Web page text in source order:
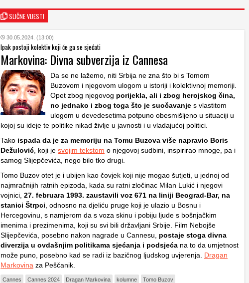
SLIČNE VIJESTI
30.05.2024. (13:00)
Ipak postoji kolektiv koji će ga se sjećati
Markovina: Divna subverzija iz Cannesa
Da se ne lažemo, niti Srbija ne zna što bi s Tomom
Buzovom i njegovom ulogom u istoriji i kolektivnoj memoriji.
Opet zbog njegovog porijekla, ali i zbog herojskog čina,
no jednako i zbog toga što je suočavanje s vlastitom
ulogom u devedesetima potpuno obesmišljeno u situaciji u
kojoj su ideje te politike nikad življe u javnosti i u vladajućoj politici.
Tako ispada da je za memoriju na Tomu Buzova više napravio Boris
Dežulović , koji je svojim tekstom o njegovoj sudbini, inspirirao mnoge, pa i
samog Slijepčevića, nego bilo tko drugi.
Tomo Buzov otet je i ubijen kao čovjek koji nije mogao šutjeti, u jednoj od
najmračnijih ratnih epizoda, kada su ratni zločinac Milan Lukić i njegovi
vojnici, 27. februara 1993. zaustavili voz 671 na liniji Beograd-Bar, na
stanici Štrpci , odnosno na djeliću pruge koji je ulazio u Bosnu i
Hercegovinu, s namjerom da s voza skinu i pobiju ljude s bošnjačkim
imenima i prezimenima, koji su svi bili državljani Srbije. Film Nebojše
Slijepčevića, posebno nakon nagrade u Cannesu,
postaje stoga divna
diverzija u ovdašnjim politikama sjećanja i podsjeća na to da umjetnost
može puno, posebno kad se radi iz bazičnog ljudskog uvjerenja. Dragan
Markovina za Peščanik.
Cannes Cannes 2024 Dragan Markovina kolumne Tomo Buzov